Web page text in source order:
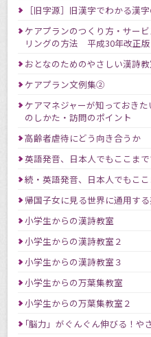
［旧字源］旧漢字でわかる漢
ケアプランのつくり方・サー
リングの方法 平成30年改正版
おとなのためのやさしい漢詩
ケアプラン文例集②
ケアマネジャーが知っておき
のしかた・訪問のポイント
高齢者虐待にどう向き合うか
英語発音、日本人でもここまで
続・英語発音、日本人でもここ
帰国子女に見る世界に通用す
小学生からの漢詩教室
小学生からの漢詩教室２
小学生からの漢詩教室３
小学生からの万葉集教室
小学生からの万葉集教室２
｢脳力」がぐんぐん伸びる！や